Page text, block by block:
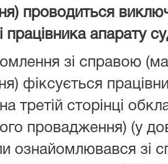
проводиться
працівника апарату
зі справою
фіксується
третій сторінці
провадження) (у
ознайомлювався зі